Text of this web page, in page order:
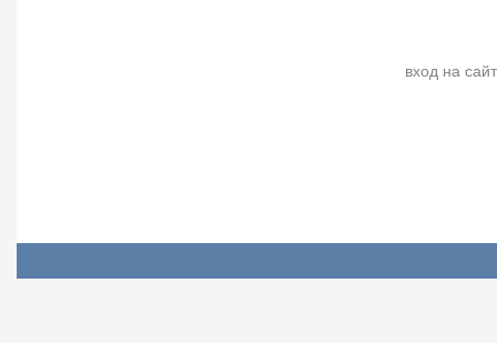
вход на сайт